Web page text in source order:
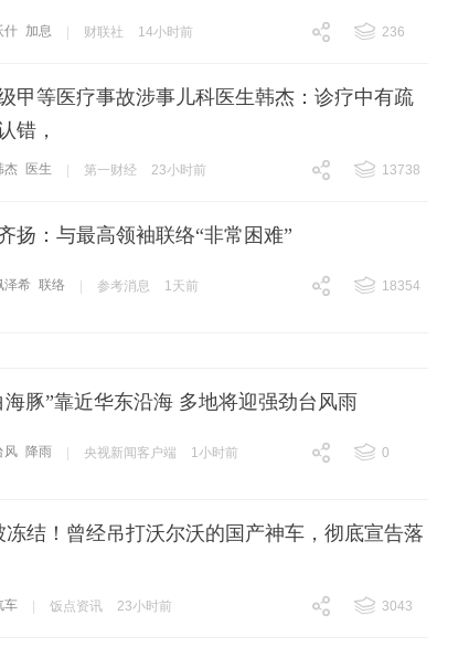
什 加息 财联社 14小时前
236
甲等医疗事故涉事儿科医生韩杰：诊疗中有疏
错，
杰 医生 第一财经 23小时前
13738
扬：与最高领袖联络“非常困难”
泽希 联络 参考消息 1天前
18354
海豚”靠近华东沿海 多地将迎强劲台风雨
风 降雨 央视新闻客户端 1小时前
0
冻结！曾经吊打沃尔沃的国产神车，彻底宣告落
车 饭点资讯 23小时前
3043